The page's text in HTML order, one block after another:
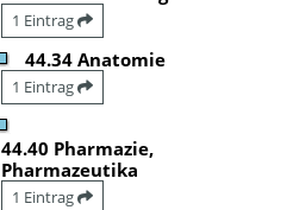
1 Eintrag
44.34 Anatomie
1 Eintrag
44.40 Pharmazie,
Pharmazeutika
1 Eintrag